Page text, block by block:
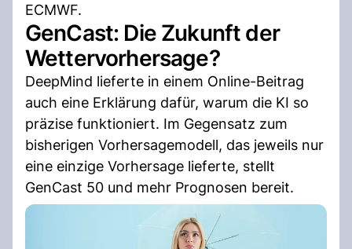
ECMWF.
GenCast: Die Zukunft der
Wettervorhersage?
DeepMind lieferte in einem Online-Beitrag
auch eine Erklärung dafür, warum die KI so
präzise funktioniert. Im Gegensatz zum
bisherigen Vorhersagemodell, das jeweils nur
eine einzige Vorhersage lieferte, stellt
GenCast 50 und mehr Prognosen bereit.